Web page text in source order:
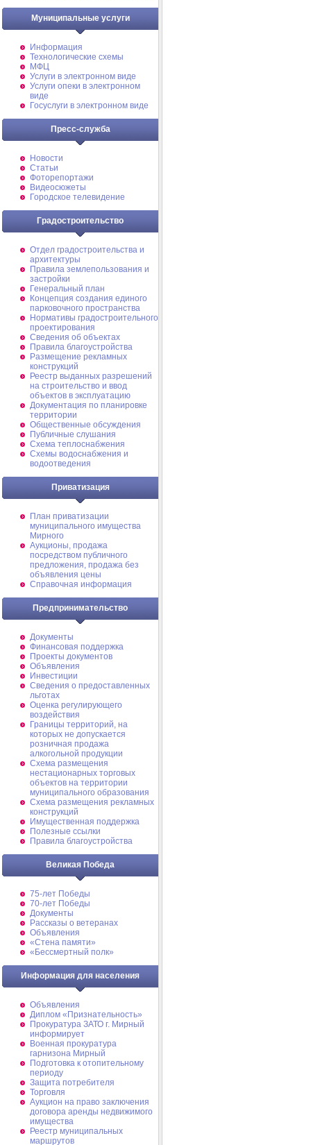
Муниципальные услуги
Информация
Технологические схемы
МФЦ
Услуги в электронном виде
Услуги опеки в электронном
виде
Госуслуги в электронном виде
Пресс-служба
Новости
Статьи
Фоторепортажи
Видеосюжеты
Городское телевидение
Градостроительство
Отдел градостроительства и
архитектуры
Правила землепользования и
застройки
Генеральный план
Концепция создания единого
парковочного пространства
Нормативы градостроительного
проектирования
Сведения об объектах
Правила благоустройства
Размещение рекламных
конструкций
Реестр выданных разрешений
на строительство и ввод
объектов в эксплуатацию
Документация по планировке
территории
Общественные обсуждения
Публичные слушания
Схема теплоснабжения
Схемы водоснабжения и
водоотведения
Приватизация
План приватизации
муниципального имущества
Мирного
Аукционы, продажа
посредством публичного
предложения, продажа без
объявления цены
Справочная информация
Предпринимательство
Документы
Финансовая поддержка
Проекты документов
Объявления
Инвестиции
Сведения о предоставленных
льготах
Оценка регулирующего
воздействия
Границы территорий, на
которых не допускается
розничная продажа
алкогольной продукции
Схема размещения
нестационарных торговых
объектов на территории
муниципального образования
Схема размещения рекламных
конструкций
Имущественная поддержка
Полезные ссылки
Правила благоустройства
Великая Победа
75-лет Победы
70-лет Победы
Документы
Рассказы о ветеранах
Объявления
«Стена памяти»
«Бессмертный полк»
Информация для населения
Объявления
Диплом «Признательность»
Прокуратура ЗАТО г. Мирный
информирует
Военная прокуратура
гарнизона Мирный
Подготовка к отопительному
периоду
Защита потребителя
Торговля
Аукцион на право заключения
договора аренды недвижимого
имущества
Реестр муниципальных
маршрутов